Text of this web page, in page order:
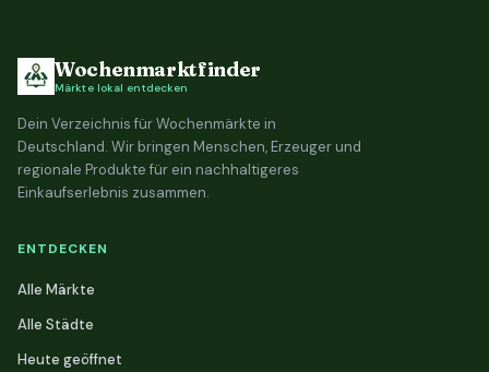
Wochenmarktfinder
Märkte lokal entdecken
Dein Verzeichnis für Wochenmärkte in
Deutschland. Wir bringen Menschen, Erzeuger und
regionale Produkte für ein nachhaltigeres
Einkaufserlebnis zusammen.
ENTDECKEN
Alle Märkte
Alle Städte
Heute geöffnet